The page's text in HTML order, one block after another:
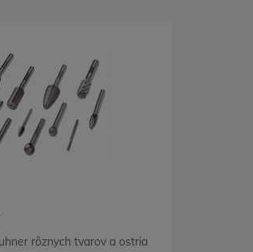
rôznych tvarov a ostria